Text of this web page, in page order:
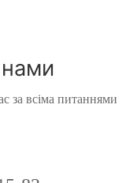
за всіма питаннями